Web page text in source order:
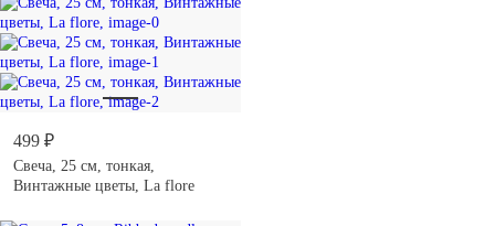
499 ₽
Свеча, 25 см, тонкая,
Винтажные цветы, La flore